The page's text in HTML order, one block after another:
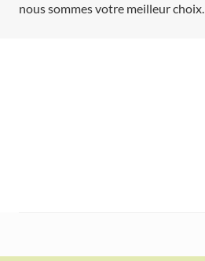
nous sommes votre meilleur choix.